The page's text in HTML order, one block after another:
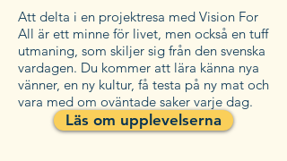
Att delta i en projektresa med Vision For
All är ett minne för livet, men också en tuff
utmaning, som skiljer sig från den svenska
vardagen. Du kommer att lära känna nya
vänner, en ny kultur, få testa på ny mat och
vara med om oväntade saker varje dag.
Läs om upplevelserna